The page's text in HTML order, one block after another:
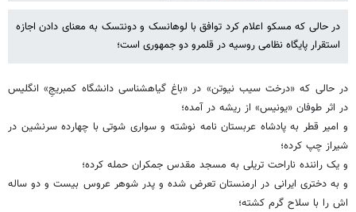
در حالی که مسکو اعلام کرد توافق با لوهانسک و دونتسک به معنای دادن اجازه
استقرار پایگاه نظامی روسیه در قلمرو دو جمهوری است؛
در حالی که «درخت سیب نیوتن» در «باغ گیاهشناسی دانشگاه کمبریجِ» انگلیس
در اثر طوفان «یونیس» از ریشه در آمده؛
و امیر قطر به پادشاه عربستان نامه نوشته و سواری شوتی با چهارده سرنشین در
شیراز چپ کرده؛
و یک راننده ناراحت تریلی به مسجد مقدس جمکران حمله کرده؛
و به دختری ایرانی در ارمنستان تعرض شده و پدر شوهر عروس بیست و دو ساله
اش را با سلاح گرم کشته؛